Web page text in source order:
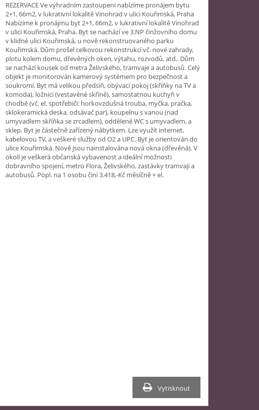
REZERVACE Ve výhradním zastoupení nabízíme pronájem bytu
2+1, 66m2, v lukrativní lokalitě Vinohrad v ulici Kouřimská, Praha
Nabízíme k pronájmu byt 2+1, 66m2, v lukrativní lokalitě Vinohrad
v ulici Kouřimská, Praha. Byt se nachází ve 3.NP činžovního domu
v klidné ulici Kouřimská, u nově rekonstruovaného parku
Kouřimská. Dům prošel celkovou rekonstrukcí vč. nové zahrady,
plotu kolem domu, dřevěných oken, výtahu, rozvodů, atd.. Dům
se nachází kousek od metra Želivského, tramvaje a autobusů. Celý
objekt je monitorován kamerový systémem pro bezpečnost a
soukromí. Byt má velikou předsíň, obývací pokoj (skříňky na TV a
komoda), ložnici (vestavěné skříně), samostatnou kuchyň v
chodbě (vč. el. spotřebiči: horkovzdušná trouba, myčka, pračka,
sklokeramická deska, odsávač par), koupelnu s vanou (nad
umyvadlem skříňka se zrcadlem), oddělené WC s umyvadlem, a
sklep. Byt je částečně zařízený nábytkem. Lze využít internet,
kabelovou TV, a veškeré služby od O2 a UPC. Byt je orientován do
ulice Kouřimská. Nově jsou nainstalována nová okna (dřevěná). V
okolí je veškerá občanská vybavenost a ideální možnosti
dobravního spojení, metro Flora, Želivského, zastávky tramvají a
autobusů. Popl. na 1 osobu činí 3.418,-Kč měsíčně + el.
Vytisknout